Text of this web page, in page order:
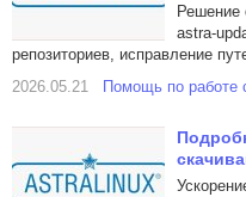
Решение
astra-
репозиториев, исправление
2026.05.21
Помощь по работе